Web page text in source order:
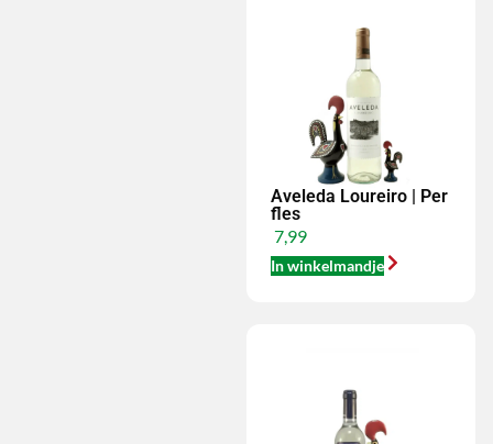
Aveleda Loureiro | Per
fles
7,99
In winkelmandje